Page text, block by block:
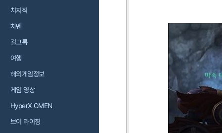
치지직
차벤
걸그룹
여행
해외게임정보
게임 영상
HyperX OMEN
브이 라이징